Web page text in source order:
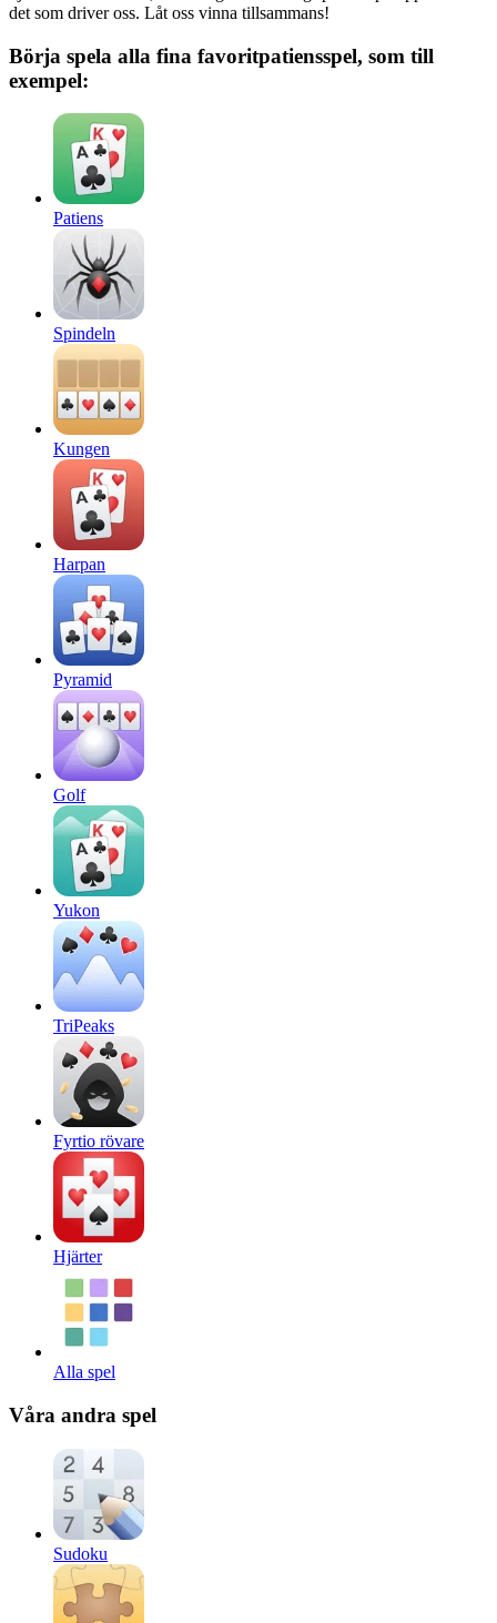
det som driver oss. Låt oss vinna tillsammans!
Börja spela alla fina favoritpatiensspel, som till
exempel:
Patiens
Spindeln
Kungen
Harpan
Pyramid
Golf
Yukon
TriPeaks
Fyrtio rövare
Hjärter
Alla spel
Våra andra spel
Sudoku